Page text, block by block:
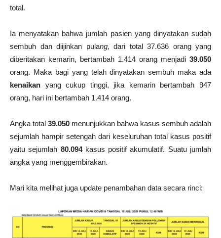
total.
Ia menyatakan bahwa jumlah pasien yang dinyatakan sudah
sembuh dan diijinkan pulang, dari total 37.636 orang yang
diberitakan kemarin, bertambah 1.414 orang menjadi 39.050
orang. Maka bagi yang telah dinyatakan sembuh maka ada
kenaikan yang cukup tinggi, jika kemarin bertambah 947
orang, hari ini bertambah 1.414 orang.
Angka total 39.050 menunjukkan bahwa kasus sembuh adalah
sejumlah hampir setengah dari keseluruhan total kasus positif
yaitu sejumlah 80.094 kasus positif akumulatif. Suatu jumlah
angka yang menggembirakan.
Mari kita melihat juga update penambahan data secara rinci: